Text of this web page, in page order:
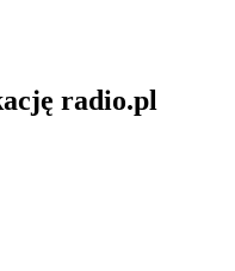
radio.pl